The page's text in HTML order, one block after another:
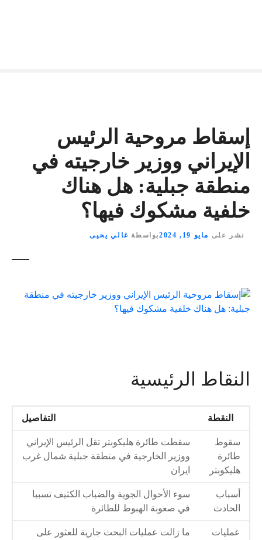
إسقاط مروحية الرئيس
الإيراني ووزير خارجيته في
منطقة جبلية: هل هناك
خلفية مشكوك فيها؟
نشر على مايو 19, 2024 بواسطة غالي يحيى
النقاط الرئيسية
النقطة التفاصيل
سقوط
طائرة
هليكوبتر
سقطت طائرة هليكوبتر تقل الرئيس الإيراني
ووزير الخارجية في منطقة جبلية شمال غرب
ايران
أسباب
الحادث
سوء الأحوال الجوية والضباب الكثيف تسببا
في صعوبة الهبوط للطائرة
عمليات
ما زالت عمليات البحث جارية للعثور على